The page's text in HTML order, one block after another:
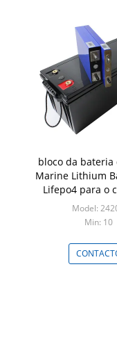
bloco da bateria
Marine Lithium
Lifepo4 para o
Yachat do
Model:
Min: 10